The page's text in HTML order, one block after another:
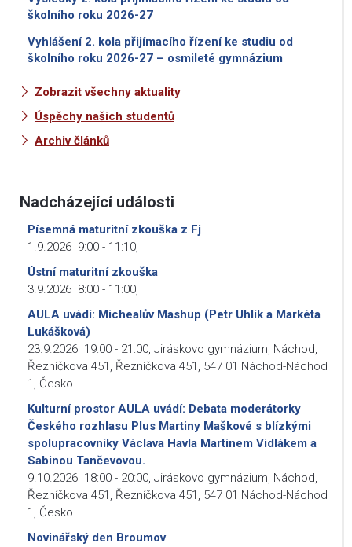
školního roku 2026-27
Vyhlášení 2. kola přijímacího řízení ke studiu od
školního roku 2026-27 – osmileté gymnázium
Zobrazit všechny aktuality
Úspěchy našich studentů
Archiv článků
Nadcházející události
Písemná maturitní zkouška z Fj
1.9.2026 9:00 - 11:10,
Ústní maturitní zkouška
3.9.2026 8:00 - 11:00,
AULA uvádí: Michealův Mashup (Petr Uhlík a Markéta
Lukášková)
23.9.2026 19:00 - 21:00, Jiráskovo gymnázium, Náchod,
Řezníčkova 451, Řezníčkova 451, 547 01 Náchod-Náchod
1, Česko
Kulturní prostor AULA uvádí: Debata moderátorky
Českého rozhlasu Plus Martiny Maškové s blízkými
spolupracovníky Václava Havla Martinem Vidlákem a
Sabinou Tančevovou.
9.10.2026 18:00 - 20:00, Jiráskovo gymnázium, Náchod,
Řezníčkova 451, Řezníčkova 451, 547 01 Náchod-Náchod
1, Česko
Novinářský den Broumov